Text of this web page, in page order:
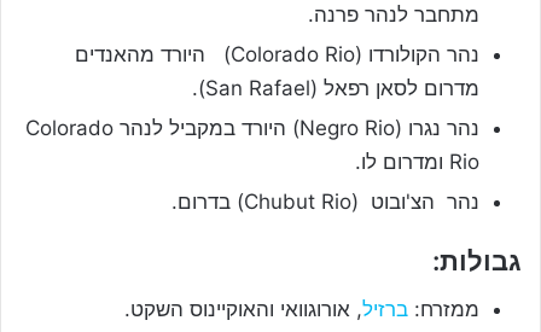
מתחבר לנהר פרנה.
נהר הקולורדו (Colorado Rio) היורד מהאנדים
מדרום לסאן רפאל (San Rafael).
נהר נגרו (Negro Rio) היורד במקביל לנהר Colorado
Rio ומדרום לו.
נהר הצ'ובוט (Chubut Rio) בדרום.
גבולות:
ממזרח: ברזיל, אורוגוואי והאוקיינוס השקט.